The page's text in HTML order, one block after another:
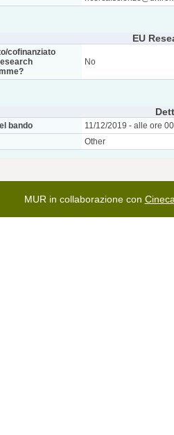
EU
cofinanziato
No
bando
11/12/2019 - alle ore
Other
MUR in collaborazione con